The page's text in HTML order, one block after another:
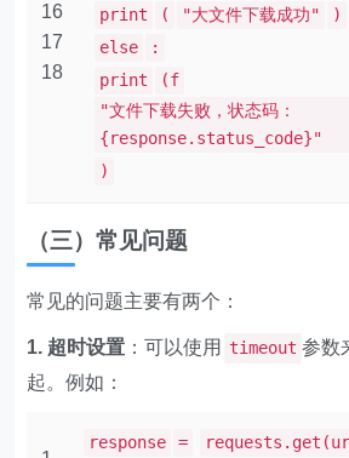
16
17
18
print
( "大文件下载成功"
)
else
:
print
(f
"文件下载失败，状态码：
{response.status_code}"
)
（三）常见问题
常见的问题主要有两个：
1. 超时设置 ：可以使用 timeout 参数
起。例如：
response =